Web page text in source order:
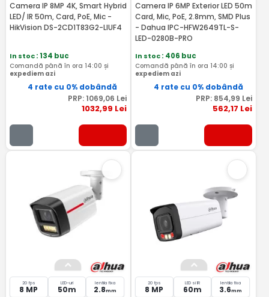
Camera IP 8MP 4K, Smart Hybrid
LED/ IR 50m, Card, PoE, Mic -
HikVision DS-2CD1T83G2-LIUF4
In stoc: 134 buc
Comandă până în ora 14:00 și
expediem azi
4 rate cu 0% dobândă
PRP: 1069,06 Lei
1032,99 Lei
Camera IP 6MP Exterior LED 50m
Card, Mic, PoE, 2.8mm, SMD Plus
- Dahua IPC-HFW2649TL-S-
LED-0280B-PRO
In stoc: 406 buc
Comandă până în ora 14:00 și
expediem azi
4 rate cu 0% dobândă
PRP: 854,99 Lei
562,17 Lei
20 fps
8 MP
LED-uri
50m
lentila fixa
2.8mm
20 fps
8 MP
LED si IR
60m
lentila fixa
3.6mm